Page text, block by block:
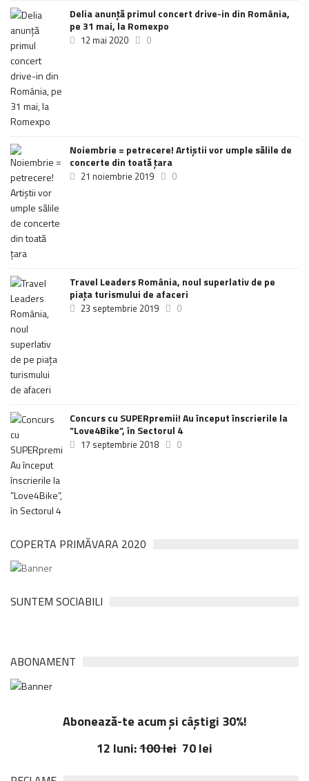
Delia anunţă primul concert drive-in din România,
pe 31 mai, la Romexpo
12 mai 2020 0
Noiembrie = petrecere! Artiștii vor umple sălile de
concerte din toată țara
21 noiembrie 2019 0
Travel Leaders România, noul superlativ de pe
piața turismului de afaceri
23 septembrie 2019 0
Concurs cu SUPERpremii! Au început înscrierile la
”Love4Bike”, în Sectorul 4
17 septembrie 2018 0
COPERTA PRIMĂVARA 2020
SUNTEM SOCIABILI
ABONAMENT
Abonează-te acum și câștigi 30%!
12 luni:100 lei 70 lei